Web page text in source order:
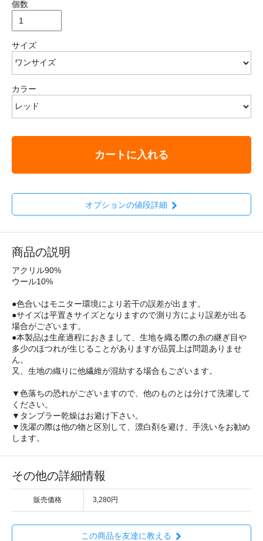
個数
サイズ
カラー
カートに入れる
オプションの値段詳細
商品の説明
アクリル90%
ウール10%
●色合いはモニター環境により若干の誤差が出ます。
●サイズは平置きサイズとなりますので測り方により誤差が出る
場合がございます。
●本製品は生産過程におきまして、生地を織る際の糸の継ぎ目や
多少のほつれが生じることがありますが品質上は問題ありませ
ん。
又、生地の織りに他繊維が混紡する場合もございます。
▼色落ちの恐れがございますので、他のものとは分けて洗濯して
ください。
▼タンブラー乾燥はお避け下さい。
▼洗濯の際は他の物と区別して、漂白剤を避け、手洗いをお勧め
します。
その他の詳細情報
販売価格 3,280円
この商品を友達に教える